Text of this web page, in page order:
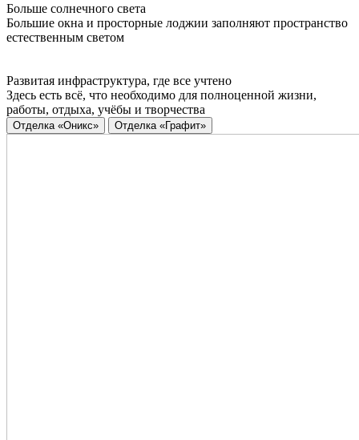
Больше солнечного света
Большие окна и просторные лоджии заполняют пространство
естественным светом
Развитая инфраструктура, где все учтено
Здесь есть всё, что необходимо для полноценной жизни,
работы, отдыха, учёбы и творчества
Отделка «Оникс» Отделка «Графит»